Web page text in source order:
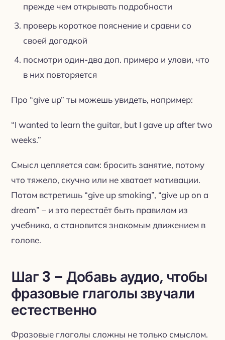
прежде чем открывать подробности
проверь короткое пояснение и сравни со
своей догадкой
посмотри один-два доп. примера и улови, что
в них повторяется
Про “give up” ты можешь увидеть, например:
“I wanted to learn the guitar, but I gave up after two
weeks.”
Смысл цепляется сам: бросить занятие, потому
что тяжело, скучно или не хватает мотивации.
Потом встретишь “give up smoking”, “give up on a
dream” – и это перестаёт быть правилом из
учебника, а становится знакомым движением в
голове.
Шаг 3 – Добавь аудио, чтобы
фразовые глаголы звучали
естественно
Фразовые глаголы сложны не только смыслом.